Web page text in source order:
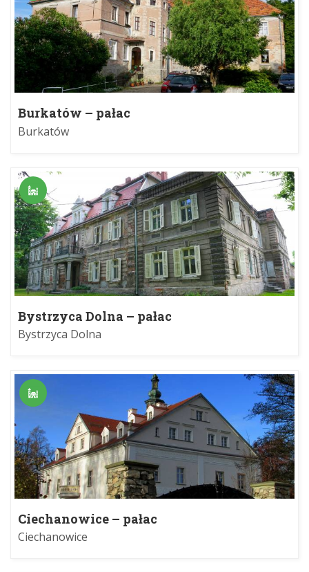
Burkatów – pałac
Burkatów
Bystrzyca Dolna – pałac
Bystrzyca Dolna
Ciechanowice – pałac
Ciechanowice